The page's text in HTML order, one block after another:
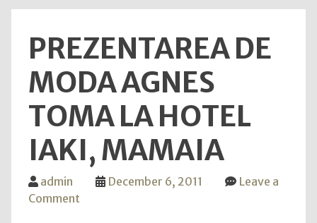
PREZENTAREA DE
MODA AGNES
TOMA LA HOTEL
IAKI, MAMAIA
admin December 6, 2011
Leave a
Comment